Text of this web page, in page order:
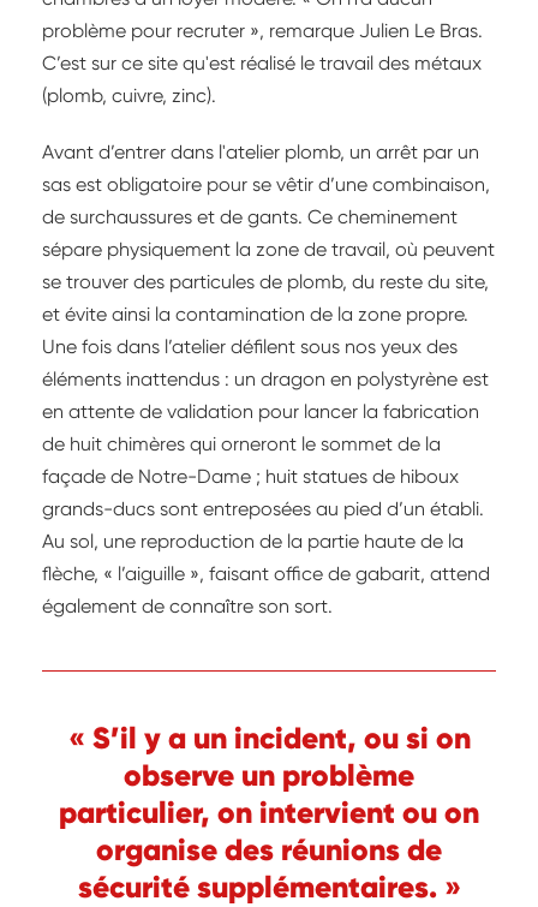
problème pour recruter », remarque Julien Le Bras.
C’est sur ce site qu'est réalisé le travail des métaux
(plomb, cuivre, zinc).
Avant d’entrer dans l'atelier plomb, un arrêt par un
sas est obligatoire pour se vêtir d’une combinaison,
de surchaussures et de gants. Ce cheminement
sépare physiquement la zone de travail, où peuvent
se trouver des particules de plomb, du reste du site,
et évite ainsi la contamination de la zone propre.
Une fois dans l’atelier défilent sous nos yeux des
éléments inattendus : un dragon en polystyrène est
en attente de validation pour lancer la fabrication
de huit chimères qui orneront le sommet de la
façade de Notre-Dame ; huit statues de hiboux
grands-ducs sont entreposées au pied d’un établi.
Au sol, une reproduction de la partie haute de la
flèche, « l’aiguille », faisant office de gabarit, attend
également de connaître son sort.
« S’il y a un incident, ou si on
observe un problème
particulier, on intervient ou on
organise des réunions de
sécurité supplémentaires. »